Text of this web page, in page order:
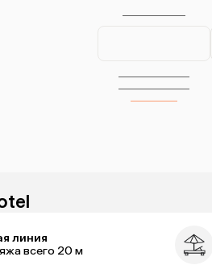
линия
всего 20 м